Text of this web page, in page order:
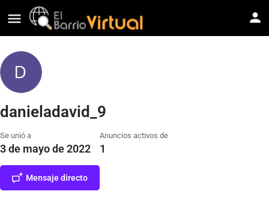
danieladavid_9
Se unió a
3 de mayo de 2022
Anuncios activos de
1
Mensaje directo